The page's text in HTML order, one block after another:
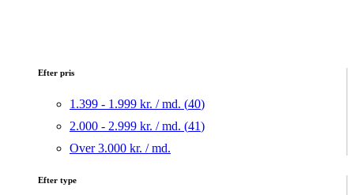
Efter pris
1.399 - 1.999 kr. / md. (40)
2.000 - 2.999 kr. / md. (41)
Over 3.000 kr. / md.
Efter type